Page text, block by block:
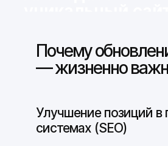
Ответьте всего на 2 вопроса и
получите готовый сайт для вашей
сферы деятельности
Почему
— жизненно
Улучшение позиций в
системах (SEO)